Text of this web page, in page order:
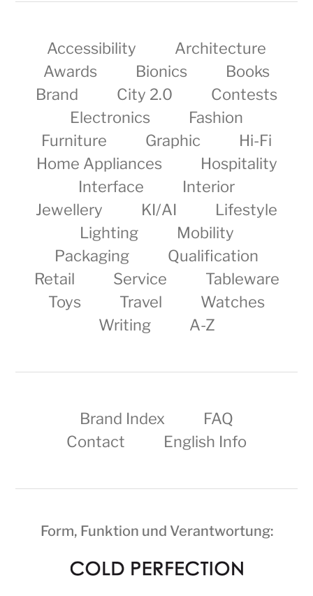
Accessibility
Architecture
Awards
Bionics
Books
Brand
City 2.0
Contests
Electronics
Fashion
Furniture
Graphic
Hi-Fi
Home Appliances
Hospitality
Interface
Interior
Jewellery
KI/AI
Lifestyle
Lighting
Mobility
Packaging
Qualification
Retail
Service
Tableware
Toys
Travel
Watches
Writing
A-Z
Brand Index
FAQ
Contact
English Info
Form, Funktion und Verantwortung: